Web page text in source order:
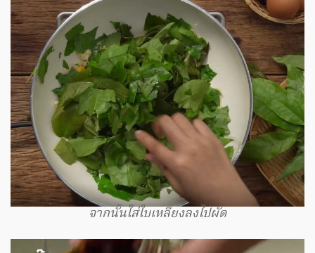
จากนั้นใส่ใบเหลียงลงไปผัด